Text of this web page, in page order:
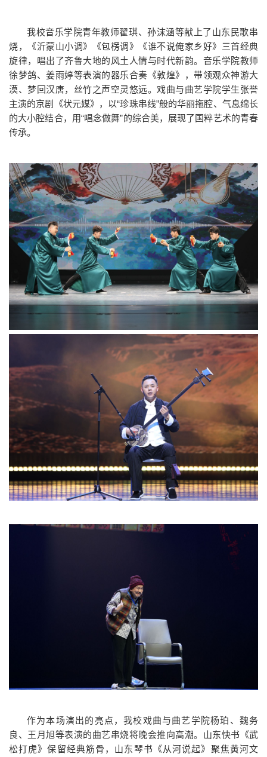
我校音乐学院青年教师翟琪、孙沫涵等献上了山东民歌串
烧，《沂蒙山小调》《包楞调》《谁不说俺家乡好》三首经典
旋律，唱出了齐鲁大地的风土人情与时代新韵。音乐学院教师
徐梦鸽、姜雨婷等表演的器乐合奏《敦煌》，带领观众神游大
漠、梦回汉唐，丝竹之声空灵悠远。戏曲与曲艺学院学生张誉
主演的京剧《状元媒》，以“珍珠串线”般的华丽拖腔、气息绵长
的大小腔结合，用“唱念做舞”的综合美，展现了国粹艺术的青春
传承。
作为本场演出的亮点，我校戏曲与曲艺学院杨珀、魏务
良、王月旭等表演的曲艺串烧将晚会推向高潮。山东快书《武
松打虎》保留经典筋骨，山东琴书《从河说起》聚焦黄河文